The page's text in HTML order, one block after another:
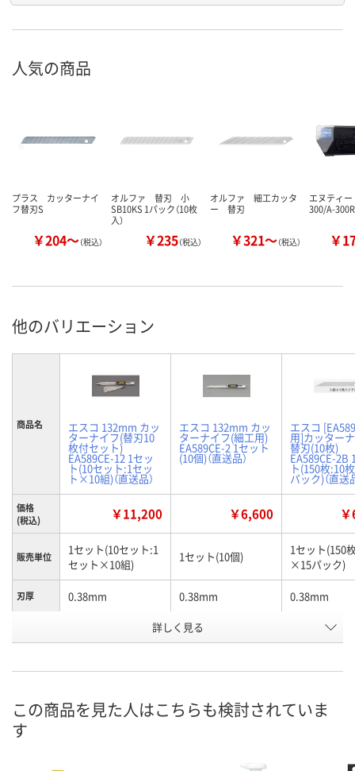
人気の商品
プラス カッターナイ
フ替刃S
￥204～（税込）
オルファ 替刃 小
SB10KS 1パック（10枚
入）
￥235（税込）
オルファ 細工カッタ
ー 替刃
￥321～（税込）
エヌティ
300/A-
￥
他のバリエーション
商品名 エスコ 132mm カッ
ターナイフ(替刃10
枚付セット)
EA589CE-12 1セッ
ト(10セット:1セッ
ト×10組)（直送品）
エスコ 132mm カッ
ターナイフ(細工用)
EA589CE-2 1セット
(10個)（直送品）
エスコ
用]カッター
替刃(10枚)
EA589CE-2B
ト(150枚:10
パック)（直送
価格
(税込)
￥11,200 ￥6,600
販売単位
1セット(10セット:1
セット×10組)
1セット(10個)
1セット(150
×15パック)
刃厚 0.38mm 0.38mm 0.38mm
9mm
在庫
8月24日（月）
詳しく見る
この商品を見た人はこちらも検討されていま
す